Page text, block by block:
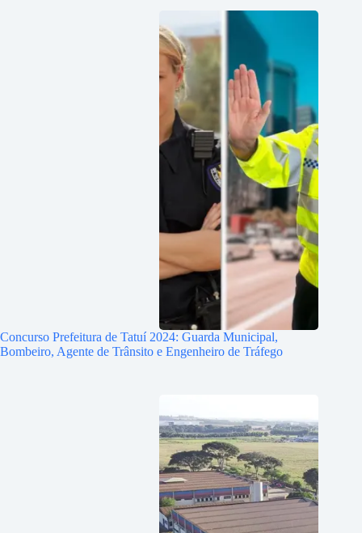
Concurso Prefeitura de Tatuí 2024: Guarda Municipal,
Bombeiro, Agente de Trânsito e Engenheiro de Tráfego